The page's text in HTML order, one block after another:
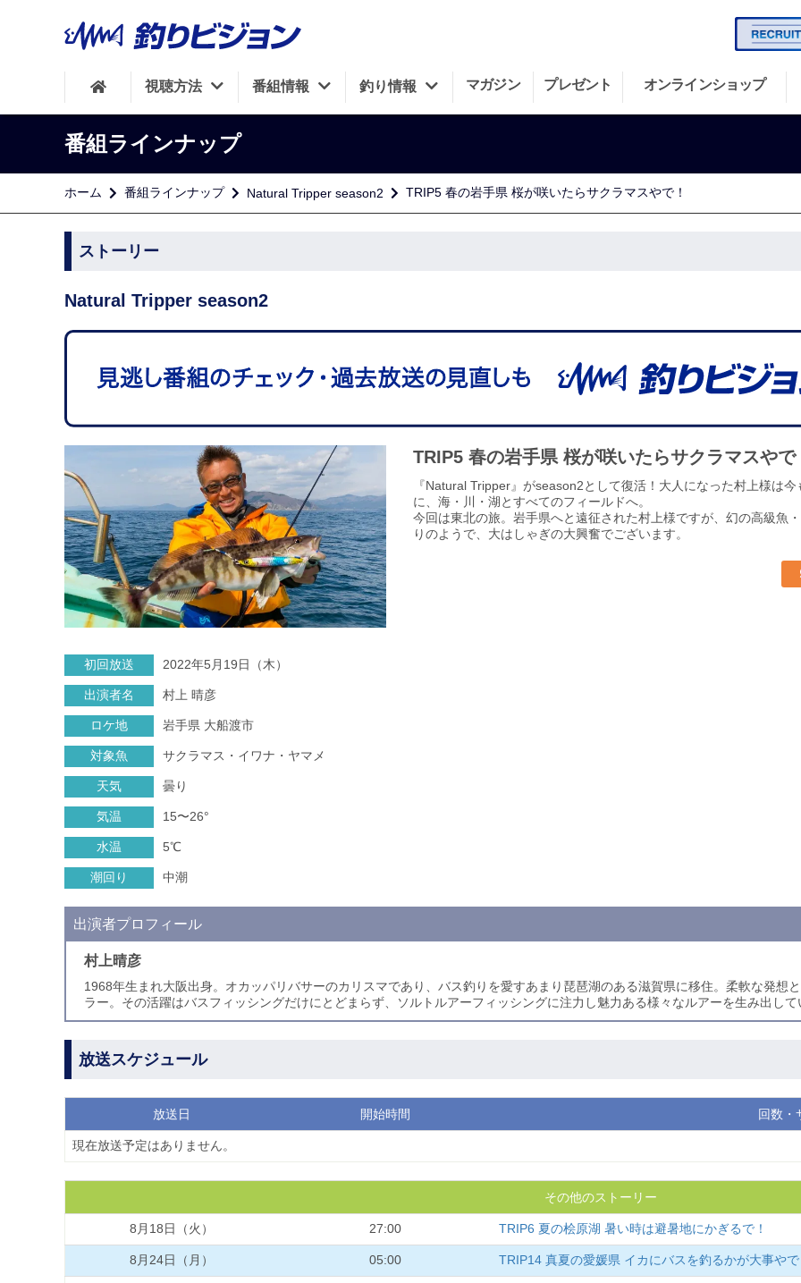
視聴方法 番組情報 釣り情報 マガジン プレゼント オンラインショップ
番組ラインナップ
ホーム 番組ラインナップ Natural Tripper season2 TRIP5 春の岩手県 桜が咲いたらサクラマスやで！
ストーリー
Natural Tripper season2
TRIP5 春の岩手県 桜が咲いたらサクラマスやで
『Natural Tripper』がseason2として復活！大人になった村上様は
に、海・川・湖とすべてのフィールドへ。
今回は東北の旅。岩手県へと遠征された村上様ですが、幻の高級魚
りのようで、大はしゃぎの大興奮でございます。
初回放送 2022年5月19日（木）
出演者名 村上 晴彦
ロケ地 岩手県 大船渡市
対象魚 サクラマス・イワナ・ヤマメ
天気 曇り
気温 15〜26°
水温 5℃
潮回り 中潮
出演者プロフィール
村上晴彦
1968年生まれ大阪出身。オカッパリバサーのカリスマであり、バス釣りを愛すあまり琵琶湖のある滋賀県に移住。柔軟な発想
ラー。その活躍はバスフィッシングだけにとどまらず、ソルトルアーフィッシングに注力し魅力ある様々なルアーを生み出して
放送スケジュール
放送日 開始時間 回数・
現在放送予定はありません。
その他のストーリー
8月18日（火） 27:00 TRIP6 夏の桧原湖 暑い時は避暑地にかぎるで！
8月24日（月） 05:00 TRIP14 真夏の愛媛県 イカにバスを釣るかが大事や